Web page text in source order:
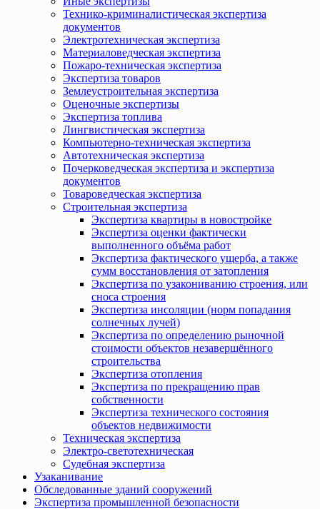
Технико-криминалистическая экспертиза
документов
Электротехническая экспертиза
Материаловедческая экспертиза
Пожаро-техническая экспертиза
Экспертиза товаров
Землеустроительная экспертиза
Оценочные экспертизы
Экспертиза топлива
Лингвистическая экспертиза
Компьютерно-техническая экспертиза
Автотехническая экспертиза
Почерковедческая экспертиза и экспертиза
документов
Товароведческая экспертиза
Строительная экспертиза
Экспертиза квартиры в новостройке
Экспертиза оценки фактически
выполненного объёма работ
Экспертиза фактического ущерба, а также
сумм восстановления от затопления
Экспертиза по узакониванию строения, или
сноса строения
Экспертиза инсоляции (норм попадания
солнечных лучей)
Экспертиза по определению рыночной
стоимости объектов незавершённого
строительства
Экспертиза отопления
Экспертиза по прекращению прав
собственности
Экспертиза технического состояния
объектов недвижимости
Техническая экспертиза
Электро-светотехническая
Судебная экспертиза
Узаканивание
Обследованные зданий сооружений
Экспертиза промышленной безопасности